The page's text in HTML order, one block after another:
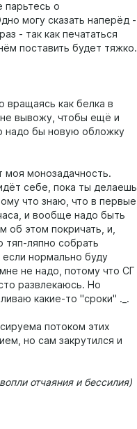
парьтесь о
могу сказать наперёд -
- так как печататься
поставить будет тяжко.
вращаясь как белка в
вывожу, чтобы ещё и
надо бы новую обложку
монозадачность.
себе, пока ты делаешь
что знаю, что в первые
и вообще надо быть
об этом покричать, и,
тяп-ляпно собрать
если нормально буду
не надо, потому что СГ
развлекаюсь. Но
какие-то "сроки" ._.
потоком этих
но сам закрутился и
отчаяния и бессилия)